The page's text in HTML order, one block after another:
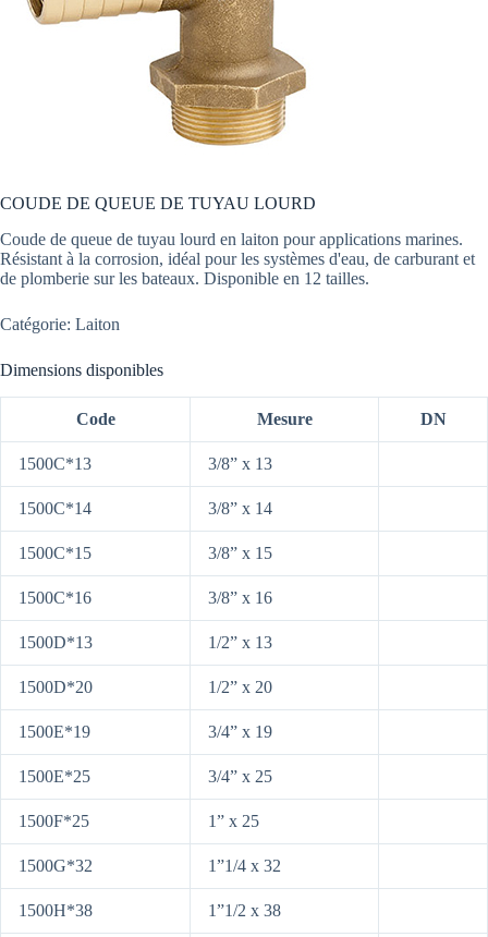
COUDE DE QUEUE DE TUYAU LOURD
Coude de queue de tuyau lourd en laiton pour applications marines.
Résistant à la corrosion, idéal pour les systèmes d'eau, de carburant et
de plomberie sur les bateaux. Disponible en 12 tailles.
Catégorie: Laiton
Dimensions disponibles
Code Mesure DN
1500C*13 3/8” x 13
1500C*14 3/8” x 14
1500C*15 3/8” x 15
1500C*16 3/8” x 16
1500D*13 1/2” x 13
1500D*20 1/2” x 20
1500E*19 3/4” x 19
1500E*25 3/4” x 25
1500F*25 1” x 25
1500G*32 1”1/4 x 32
1500H*38 1”1/2 x 38